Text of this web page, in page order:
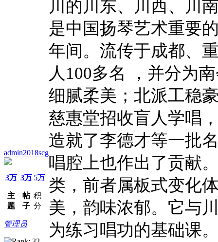
admin2018scg
3万
主
题
3万
帖
子
5万
积
分
管理员
川的川东、川西、川
是中国扬琴艺术重要
年间。流传于成都、
人100多名 ，并分为
细腻柔美；北派工稳
慈惠堂招收盲人学唱
造就了李德才等一批
唱腔上也作出了贡献
类，前者属板式变化
美，韵味浓郁。它与
为练习唱功的基础课